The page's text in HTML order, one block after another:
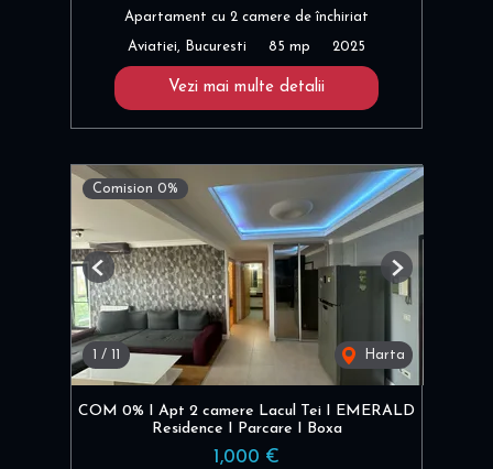
Apartament cu 2 camere de închiriat
Aviatiei, Bucuresti 85 mp 2025
Vezi mai multe detalii
Comision 0%
/ Harta
Previous Next
COM 0% I Apt 2 camere Lacul Tei I EMERALD
Residence I Parcare I Boxa
1,000 €